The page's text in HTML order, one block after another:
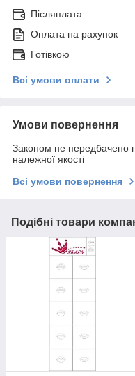
Післяплата
Оплата на рахунок
Готівкою
Всі умови оплати
Умови повернення
Законом не передбачено
належної якості
Всі умови повернення
Подібні товари